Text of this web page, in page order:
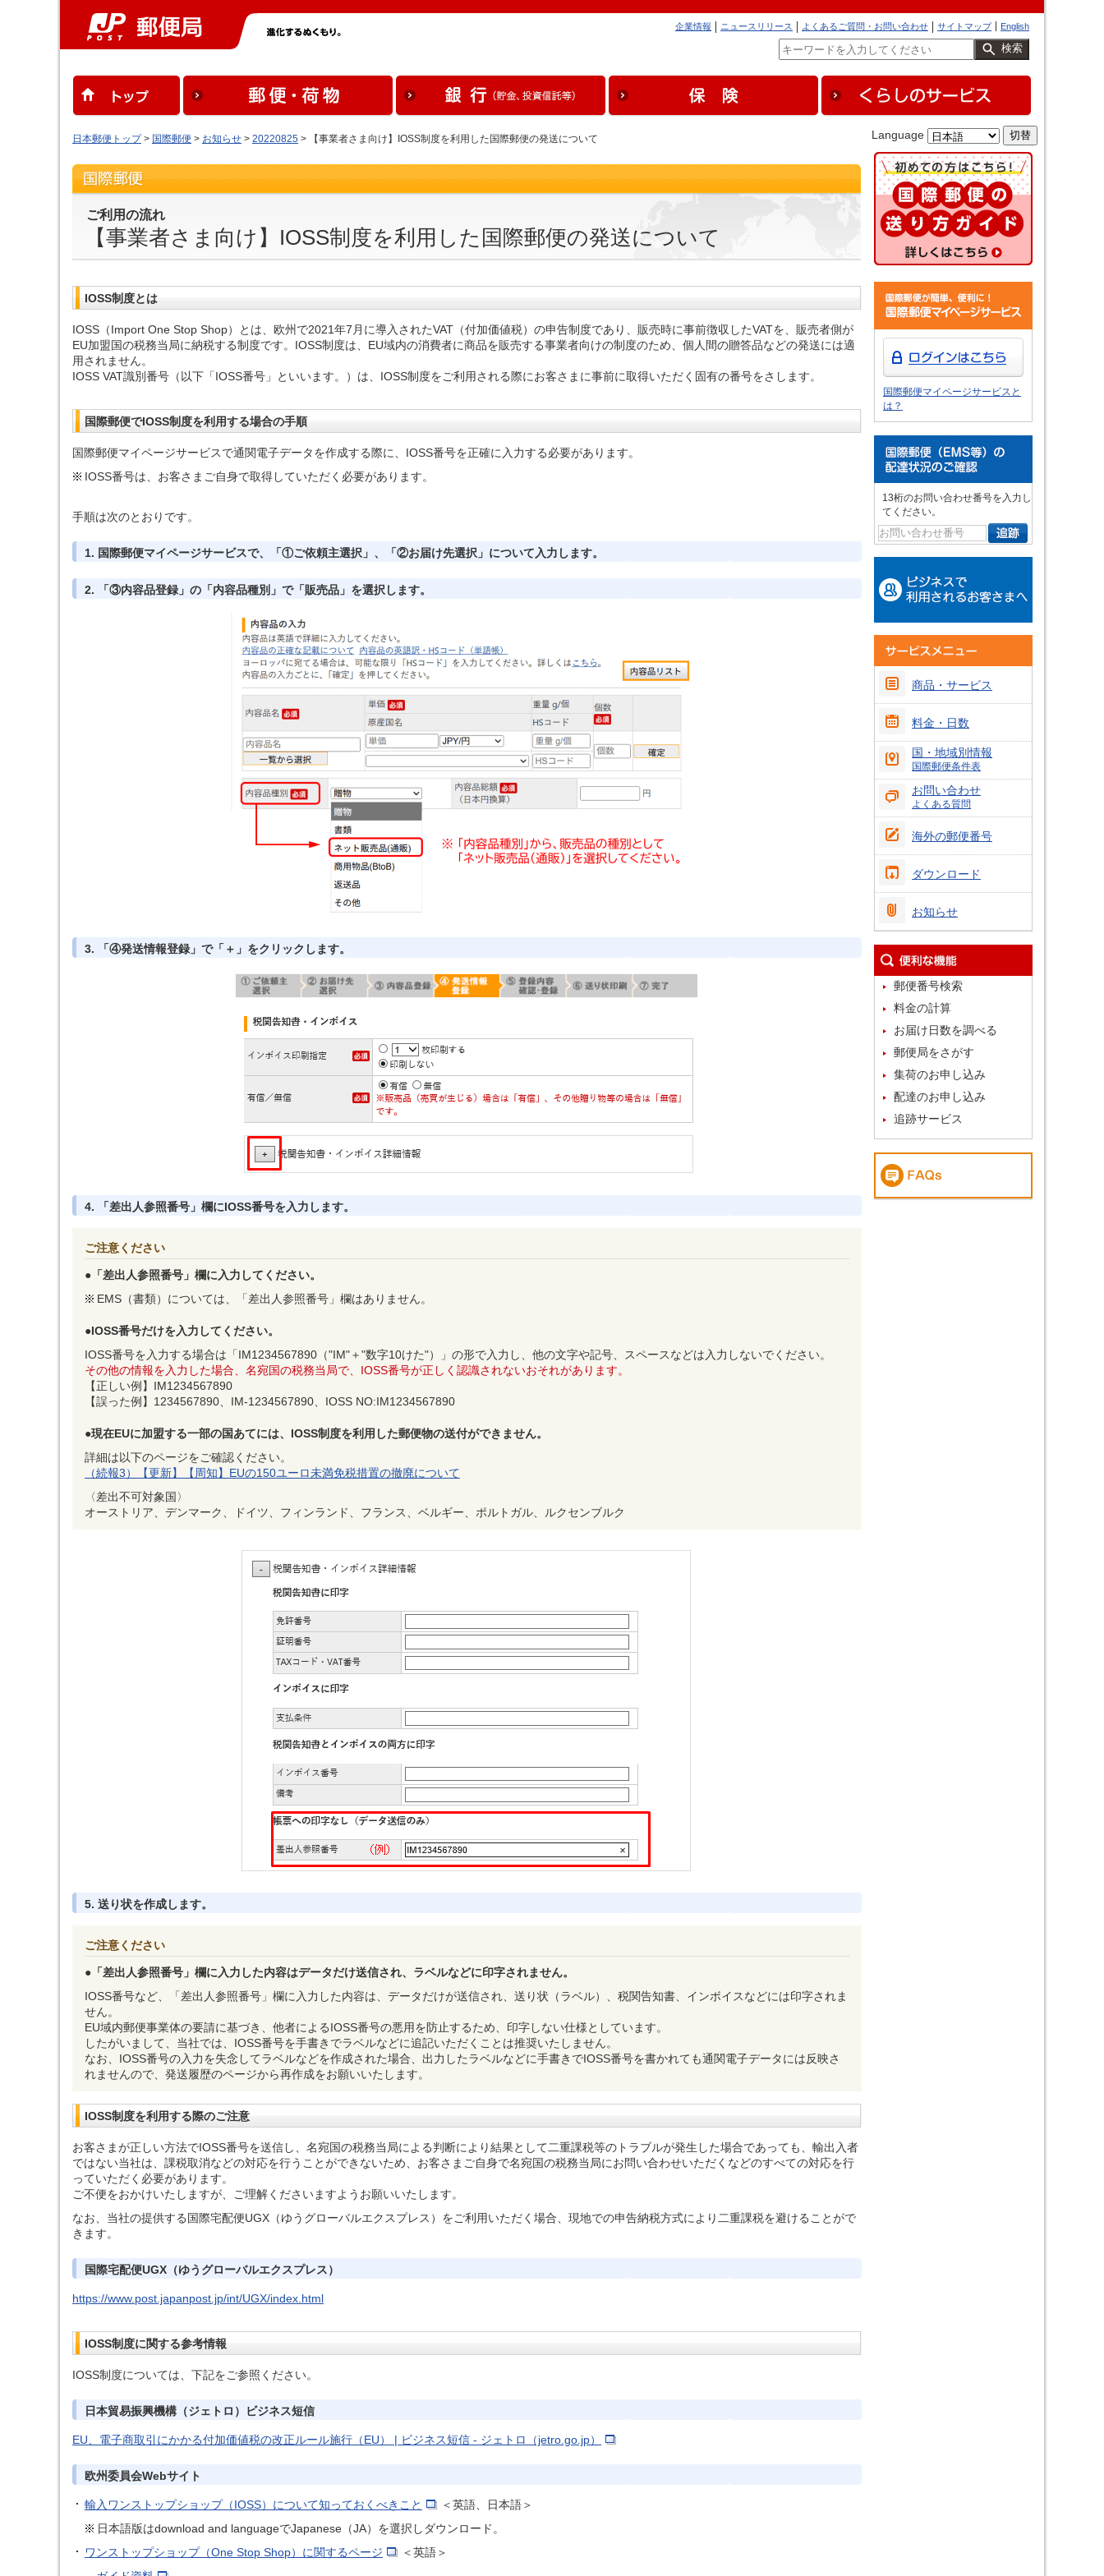
English
サイトマップ
よくあるご質問・お問い合わせ
ニュースリリース
企業情報
検索
日本郵便トップ> 国際郵便 > お知らせ > 20220825 > 【事業者さま向け】IOSS制度を利用した国際郵便の発送について Language
ご利用の流れ
【事業者さま向け】IOSS制度を利用した国際郵便の発送について
IOSS制度とは
IOSS（Import One Stop Shop）とは、欧州で2021年7月に導入されたVAT（付加価値税）の申告制度であり、販売時に事前徴収したVATを、販売者側が
EU加盟国の税務当局に納税する制度です。IOSS制度は、EU域内の消費者に商品を販売する事業者向けの制度のため、個人間の贈答品などの発送には適
用されません。
IOSS VAT識別番号（以下「IOSS番号」といいます。）は、IOSS制度をご利用される際にお客さまに事前に取得いただく固有の番号をさします。
国際郵便でIOSS制度を利用する場合の手順
国際郵便マイページサービスで通関電子データを作成する際に、IOSS番号を正確に入力する必要があります。
IOSS番号は、お客さまご自身で取得していただく必要があります。
手順は次のとおりです。
1. 国際郵便マイページサービスで、「①ご依頼主選択」、「②お届け先選択」について入力します。
2. 「③内容品登録」の「内容品種別」で「販売品」を選択します。
3. 「④発送情報登録」で「＋」をクリックします。
4. 「差出人参照番号」欄にIOSS番号を入力します。
ご注意ください
● 「差出人参照番号」欄に入力してください。
EMS（書類）については、「差出人参照番号」欄はありません。
●IOSS番号だけを入力してください。
IOSS番号を入力する場合は「IM1234567890（"IM"＋"数字10けた"）」の形で入力し、他の文字や記号、スペースなどは入力しないでください。
その他の情報を入力した場合、名宛国の税務当局で、IOSS番号が正しく認識されないおそれがあります。
【正しい例】IM1234567890
【誤った例】1234567890、IM-1234567890、IOSS NO:IM1234567890
●現在EUに加盟する一部の国あてには、IOSS制度を利用した郵便物の送付ができません。
詳細は以下のページをご確認ください。
（続報3）【更新】【周知】EUの150ユーロ未満免税措置の撤廃について
〈差出不可対象国〉
オーストリア、デンマーク、ドイツ、フィンランド、フランス、ベルギー、ポルトガル、ルクセンブルク
5. 送り状を作成します。
ご注意ください
● 「差出人参照番号」欄に入力した内容はデータだけ送信され、ラベルなどに印字されません。
IOSS番号など、「差出人参照番号」欄に入力した内容は、データだけが送信され、送り状（ラベル）、税関告知書、インボイスなどには印字されま
せん。
EU域内郵便事業体の要請に基づき、他者によるIOSS番号の悪用を防止するため、印字しない仕様としています。
したがいまして、当社では、IOSS番号を手書きでラベルなどに追記いただくことは推奨いたしません。
なお、IOSS番号の入力を失念してラベルなどを作成された場合、出力したラベルなどに手書きでIOSS番号を書かれても通関電子データには反映さ
れませんので、発送履歴のページから再作成をお願いいたします。
IOSS制度を利用する際のご注意
お客さまが正しい方法でIOSS番号を送信し、名宛国の税務当局による判断により結果として二重課税等のトラブルが発生した場合であっても、輸出入者
ではない当社は、課税取消などの対応を行うことができないため、お客さまご自身で名宛国の税務当局にお問い合わせいただくなどのすべての対応を行
っていただく必要があります。
ご不便をおかけいたしますが、ご理解くださいますようお願いいたします。
なお、当社の提供する国際宅配便UGX（ゆうグローバルエクスプレス）をご利用いただく場合、現地での申告納税方式により二重課税を避けることがで
きます。
国際宅配便UGX（ゆうグローバルエクスプレス）
https://www.post.japanpost.jp/int/UGX/index.html
IOSS制度に関する参考情報
IOSS制度については、下記をご参照ください。
日本貿易振興機構（ジェトロ）ビジネス短信
EU、電子商取引にかかる付加価値税の改正ルール施行（EU） | ビジネス短信 - ジェトロ（jetro.go.jp）
欧州委員会Webサイト
輸入ワンストップショップ（IOSS）について知っておくべきこと
＜英語、日本語＞
日本語版はdownload and languageでJapanese（JA）を選択しダウンロード。
ワンストップショップ（One Stop Shop）に関するページ
＜英語＞
国際郵便マイページサービスと
は？
13桁のお問い合わせ番号を入力し
てください。
商品・サービス
料金・日数
国・地域別情報
国際郵便条件表
お問い合わせ
よくある質問
海外の郵便番号
ダウンロード
お知らせ
郵便番号検索
料金の計算
お届け日数を調べる
郵便局をさがす
集荷のお申し込み
配達のお申し込み
追跡サービス